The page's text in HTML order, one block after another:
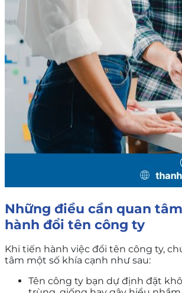
Những điều cần quan
hành đổi tên công ty
Khi tiến hành việc đổi tên công ty,
tâm một số khía cạnh như sau:
Tên công ty bạn dự định đặt